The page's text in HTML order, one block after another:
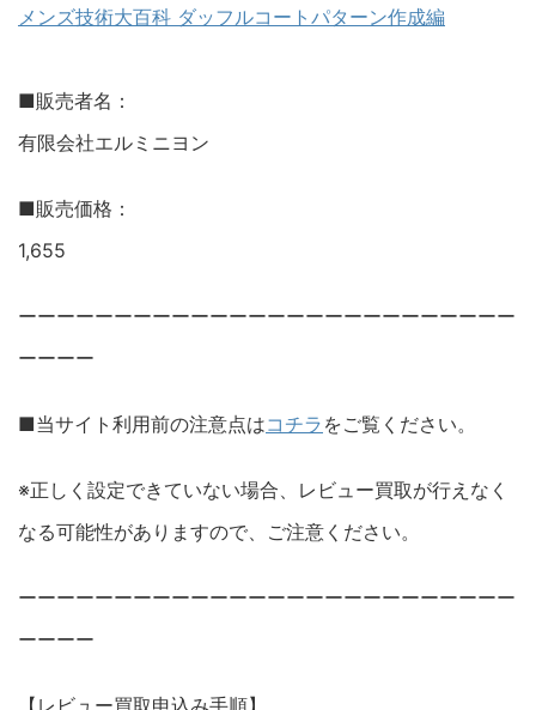
メンズ技術大百科 ダッフルコートパターン作成編
■販売者名：
有限会社エルミニヨン
■販売価格：
1,655
ーーーーーーーーーーーーーーーーーーーーーーーーーー
ーーーー
■当サイト利用前の注意点はコチラ をご覧ください。
※正しく設定できていない場合、レビュー買取が行えなく
なる可能性がありますので、ご注意ください。
ーーーーーーーーーーーーーーーーーーーーーーーーーー
ーーーー